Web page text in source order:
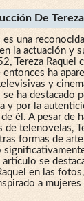
De Tereza
es una
la actuación y
Tereza Raquel
ha
y
se ha destacado
y por la
él. A pesar de
de telenovelas,
formas de
artículo se
en las
a